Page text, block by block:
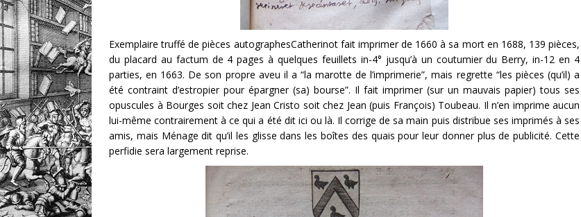
Exemplaire truffé de pièces autographesCatherinot fait imprimer de 1660 à sa mort en 1688, 139 pièces,
du placard au factum de 4 pages à quelques feuillets in-4° jusqu’à un coutumier du Berry, in-12 en 4
parties, en 1663. De son propre aveu il a “la marotte de l’imprimerie”, mais regrette “les pièces (qu’il) a
été contraint d’estropier pour épargner (sa) bourse”. Il fait imprimer (sur un mauvais papier) tous ses
opuscules à Bourges soit chez Jean Cristo soit chez Jean (puis François) Toubeau. Il n’en imprime aucun
lui-même contrairement à ce qui a été dit ici ou là. Il corrige de sa main puis distribue ses imprimés à ses
amis, mais Ménage dit qu’il les glisse dans les boîtes des quais pour leur donner plus de publicité. Cette
perfidie sera largement reprise.